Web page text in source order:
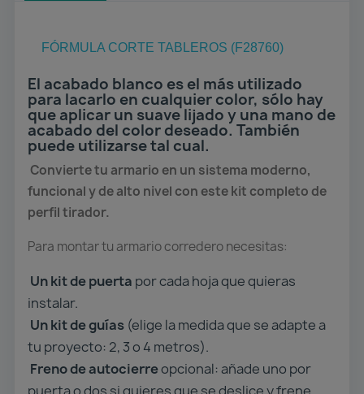
FÓRMULA CORTE TABLEROS (F28760)
El acabado blanco es el más utilizado
para lacarlo en cualquier color, sólo hay
que aplicar un suave lijado y una mano de
acabado del color deseado. También
puede utilizarse tal cual.
Convierte tu armario en un sistema moderno,
funcional y de alto nivel con este kit completo de
perfil tirador.
Para montar tu armario corredero necesitas:
Un kit de puerta por cada hoja que quieras
instalar.
Un kit de guías (elige la medida que se adapte a
tu proyecto: 2, 3 o 4 metros).
Freno de autocierreopcional: añade uno por